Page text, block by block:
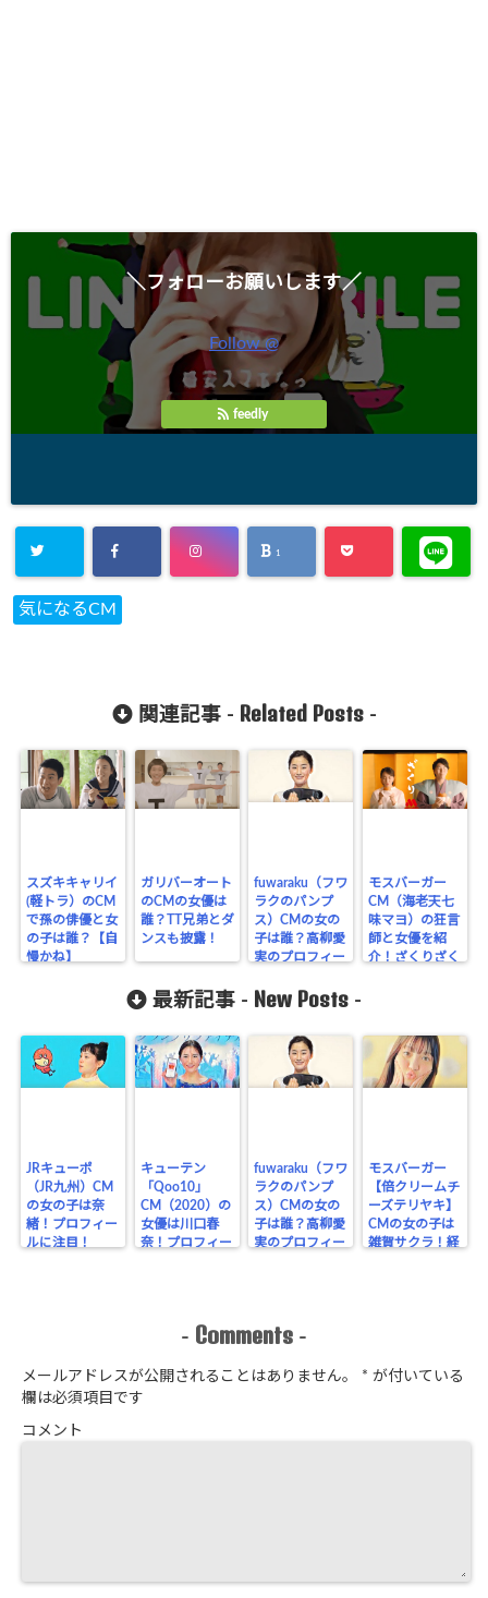
＼フォローお願いします／
Follow @
feedly
1
気になるCM
関連記事 - Related Posts-
スズキキャリイ
(軽トラ）のCM
で孫の俳優と女
の子は誰？【自
慢かね】
ガリバーオート
のCMの女優は
誰？TT兄弟とダ
ンスも披露！
fuwaraku（フワ
ラクのパンプ
ス）CMの女の
子は誰？高柳愛
実のプロフィー
モスバーガー
CM（海老天七
味マヨ）の狂言
師と女優を紹
介！ざくりざく
最新記事 - New Posts -
JRキューポ
（JR九州）CM
の女の子は奈
緒！プロフィー
ルに注目！
キューテン
「Qoo10」
CM（2020）の
女優は川口春
奈！プロフィー
fuwaraku（フワ
ラクのパンプ
ス）CMの女の
子は誰？高柳愛
実のプロフィー
モスバーガー
【倍クリームチ
ーズテリヤキ】
CMの女の子は
雑賀サクラ！経
- Comments -
メールアドレスが公開されることはありません。 * が付いている
欄は必須項目です
コメント